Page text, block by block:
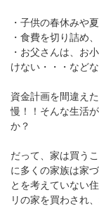
・子供の春休みや
・食費を切り詰め
・お父さんは、お
けない・・・など
資金計画を間違え
慢！！そんな生活
か？
だって、家は買う
に多くの家族は家
とを考えていない
リの家を買わされ